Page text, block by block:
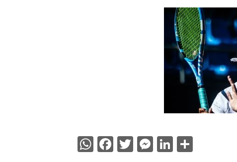
WhatsApp
Facebook
Twitter
Messenger
LinkedIn